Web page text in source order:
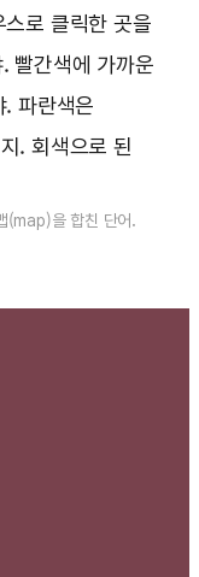
로 클릭한 곳을
빨간색에 가까운
파란색은
. 회색으로 된
(map)을 합친 단어.